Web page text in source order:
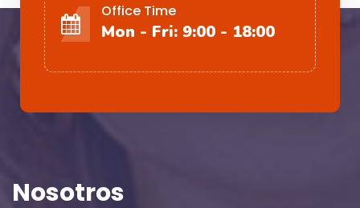
Office Time
Mon - Fri: 9:00 - 18:00
Nosotros